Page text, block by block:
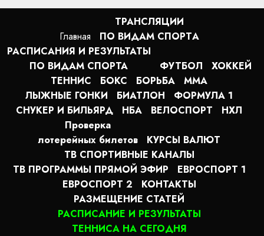
Главная
ТРАНСЛЯЦИИ
ПО ВИДАМ СПОРТA
РАСПИСАНИЯ И РЕЗУЛЬТАТЫ
ПО ВИДАМ СПОРТА
ФУТБОЛ
ХОККЕЙ
ТЕННИС
БОКС БОРЬБА
MMA
ЛЫЖНЫЕ ГОНКИ
БИАТЛОН
ФОРМУЛА 1
СНУКЕР И БИЛЬЯРД
НБА ВЕЛОСПОРТ
НХЛ
Проверка
лотерейных билетов
КУРСЫ ВАЛЮТ
ТВ СПОРТИВНЫЕ КАНАЛЫ
ТВ ПРОГРАММЫ ПРЯМОЙ ЭФИР
ЕВРОСПОРТ 1
ЕВРОСПОРТ 2
КОНТАКТЫ
РАЗМЕЩЕНИЕ СТАТЕЙ
РАСПИСАНИЕ И РЕЗУЛЬТАТЫ
ТЕННИСА НА СЕГОДНЯ